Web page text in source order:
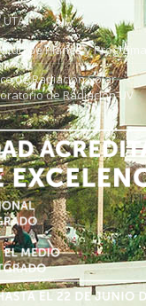
UTA
de Planes y Programas
de Radiación Solar -
de Radiación UV